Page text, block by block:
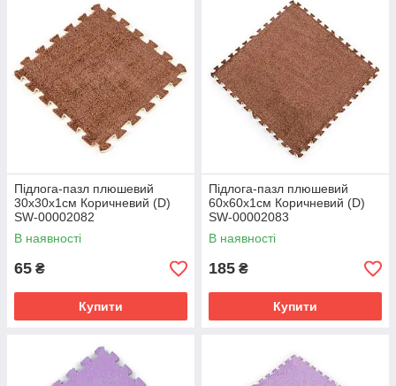
Підлога-пазл плюшевий
30х30х1см Коричневий (D)
SW-00002082
В наявності
65 ₴
Купити
Підлога-пазл плюшевий
60х60х1см Коричневий (D)
SW-00002083
В наявності
185 ₴
Купити